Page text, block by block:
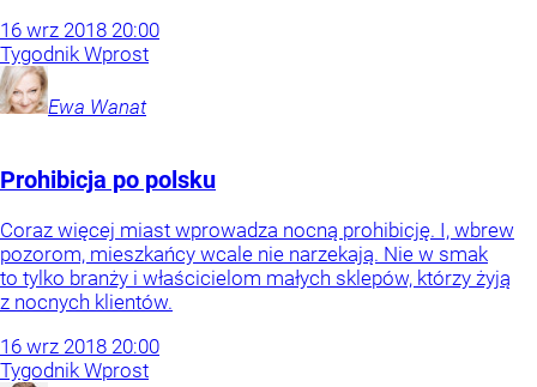
16 wrz 2018 20:00
Tygodnik Wprost
Ewa Wanat
Prohibicja po polsku
Coraz więcej miast wprowadza nocną prohibicję. I, wbrew
pozorom, mieszkańcy wcale nie narzekają. Nie w smak
to tylko branży i właścicielom małych sklepów, którzy żyją
z nocnych klientów.
16 wrz 2018 20:00
Tygodnik Wprost